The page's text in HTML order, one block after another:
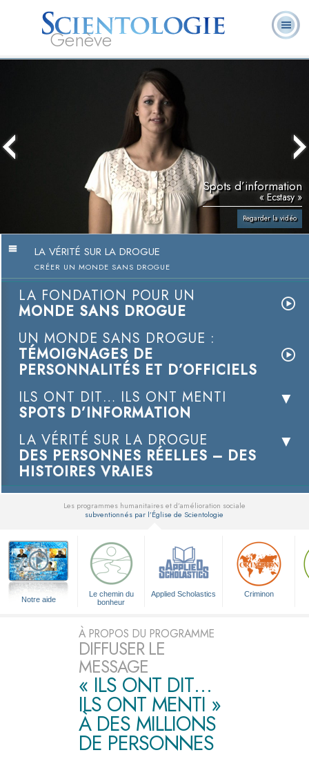
Genève
volontaires
Spots d’information
« Ecstasy »
Regarder la vidéo
LA VÉRITÉ SUR LA DROGUE
CRÉER UN MONDE SANS DROGUE
LA FONDATION POUR UN
MONDE SANS DROGUE
UN MONDE SANS DROGUE :
TÉMOIGNAGES DE
PERSONNALITÉS ET D’OFFICIELS
ILS ONT DIT… ILS ONT MENTI
SPOTS D’INFORMATION
LA VÉRITÉ SUR LA DROGUE
DES PERSONNES RÉELLES – DES
HISTOIRES VRAIES
Les programmes humanitaires et d’amélioration sociale
subventionnés par l’Église de Scientologie
Notre aide
Le chemin du
bonheur
Applied Scholastics Criminon
À PROPOS DU PROGRAMME
DIFFUSER LE
MESSAGE
« ILS ONT DIT…
ILS ONT MENTI »
À DES MILLIONS
DE PERSONNES